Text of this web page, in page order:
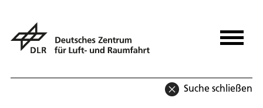
Suche schließen